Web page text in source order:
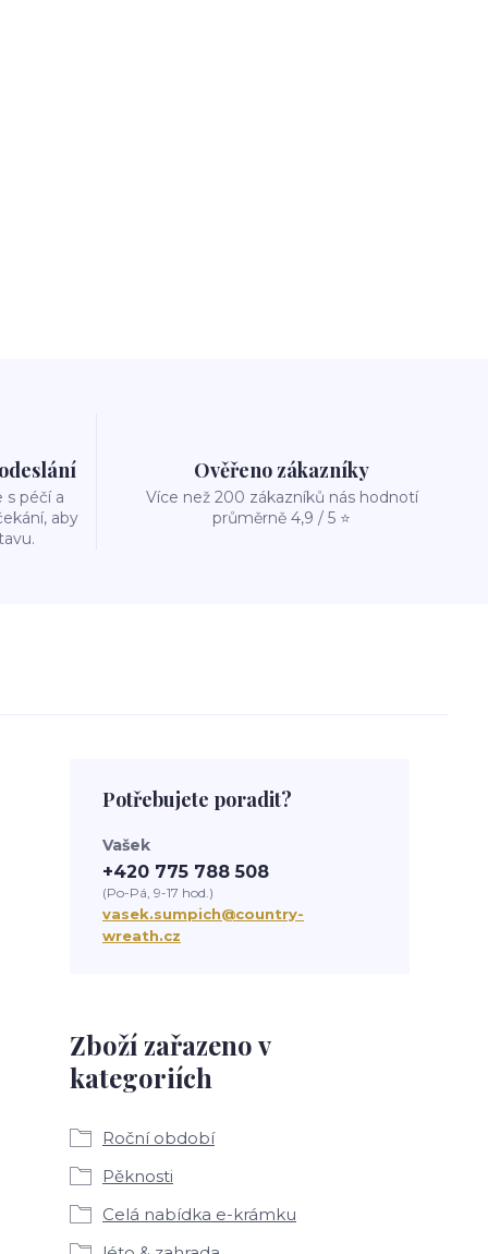
s péčí a
aby
Ověřeno zákazníky
Více než 200 zákazníků nás hodnotí
průměrně 4,9 / 5 ⭐
Zboží zařazeno v
kategoriích
Roční období
Pěknosti
Celá nabídka e-krámku
Potřebujete poradit?
Vašek
+420 775 788 508
(Po-Pá, 9-17 hod.)
vasek.sumpich@country-
wreath.cz